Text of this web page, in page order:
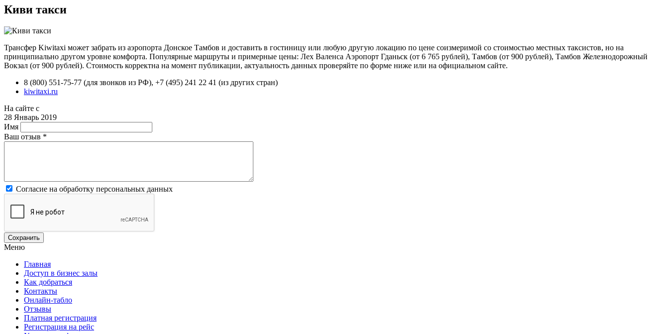
Киви такси
Трансфер Kiwitaxi может забрать из аэропорта Донское Тамбов и доставить в гостиницу или любую другую локацию по цене соизмеримой со стоимостью местных таксистов, но на
принципиально другом уровне комфорта. Популярные маршруты и примерные цены: Лех Валенса Аэропорт Гданьск (от 6 765 рублей), Тамбов (от 900 рублей), Тамбов Железнодорожный
Вокзал (от 900 рублей). Стоимость корректна на момент публикации, актуальность данных проверяйте по форме ниже или на официальном сайте.
8 (800) 551-75-77 (для звонков из РФ), +7 (495) 241 22 41 (из других стран)
kiwitaxi.ru
На сайте с
28 Январь 2019
Имя
Ваш отзыв *
Согласие на обработку персональных данных
Меню
Главная
Доступ в бизнес залы
Как добраться
Контакты
Онлайн-табло
Отзывы
Платная регистрация
Регистрация на рейс